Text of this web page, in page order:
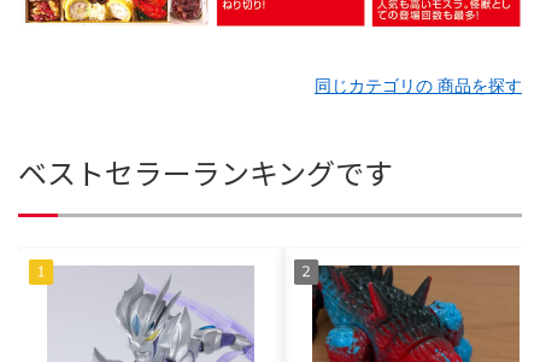
同じカテゴリの 商品を探す
ベストセラーランキングです